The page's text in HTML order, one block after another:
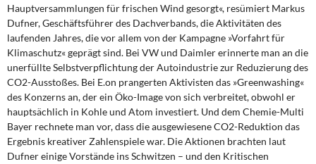
Hauptversammlungen für frischen Wind gesorgt«, resümiert Markus
Dufner, Geschäftsführer des Dachverbands, die Aktivitäten des
laufenden Jahres, die vor allem von der Kampagne »Vorfahrt für
Klimaschutz« geprägt sind. Bei VW und Daimler erinnerte man an die
unerfüllte Selbstverpflichtung der Autoindustrie zur Reduzierung des
CO2-Ausstoßes. Bei E.on prangerten Aktivisten das »Greenwashing«
des Konzerns an, der ein Öko-Image von sich verbreitet, obwohl er
hauptsächlich in Kohle und Atom investiert. Und dem Chemie-Multi
Bayer rechnete man vor, dass die ausgewiesene CO2-Reduktion das
Ergebnis kreativer Zahlenspiele war. Die Aktionen brachten laut
Dufner einige Vorstände ins Schwitzen – und den Kritischen